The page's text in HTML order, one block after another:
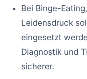
Bei Binge-
Leidensdruck
eingesetzt
Diagnostik und
sicherer.